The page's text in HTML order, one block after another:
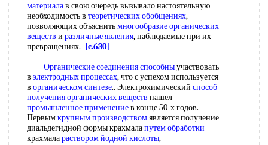
материалав свою очередь вызывало настоятельную
необходимость в теоретических обобщениях,
позволяющих объяснитьмногообразие органических
веществ и различные явления, наблюдаемые при их
превращениях.
[c.630]
Органические соединения способныучаствовать
в электродных процессах, что с успехом используется
в органическом синтезе.. Электрохимический способ
получения органических веществ нашел
промышленное применениев конце 50-х годов.
Первымкрупным производствомявляется получение
диальдегидной формы крахмалапутем обработки
крахмалараствором йодной кислоты,